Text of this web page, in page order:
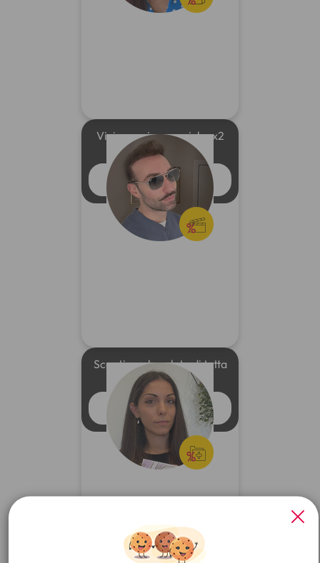
Vivi esperienze uniche x2
al prezzo di 1
GUARDA IL VIDEO
Sconti per la salute di tutta
la famiglia
GUARDA IL VIDEO